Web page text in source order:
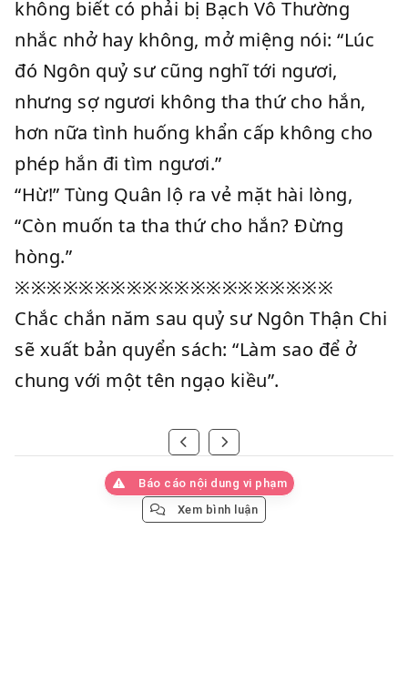
không biết có phải bị Bạch Vô Thường
nhắc nhở hay không, mở miệng nói: “Lúc
đó Ngôn quỷ sư cũng nghĩ tới ngươi,
nhưng sợ ngươi không tha thứ cho hắn,
hơn nữa tình huống khẩn cấp không cho
phép hắn đi tìm ngươi.”
“Hừ!” Tùng Quân lộ ra vẻ mặt hài lòng,
“Còn muốn ta tha thứ cho hắn? Đừng
hòng.”
※※※※※※※※※※※※※※※※※※※※
Chắc chắn năm sau quỷ sư Ngôn Thận Chi
sẽ xuất bản quyển sách: “Làm sao để ở
chung với một tên ngạo kiều”.
Báo cáo nội dung vi phạm
Xem bình luận